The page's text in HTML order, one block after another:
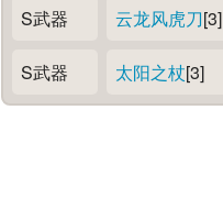
S武器 云龙风虎刀[3]
S武器 太阳之杖[3]